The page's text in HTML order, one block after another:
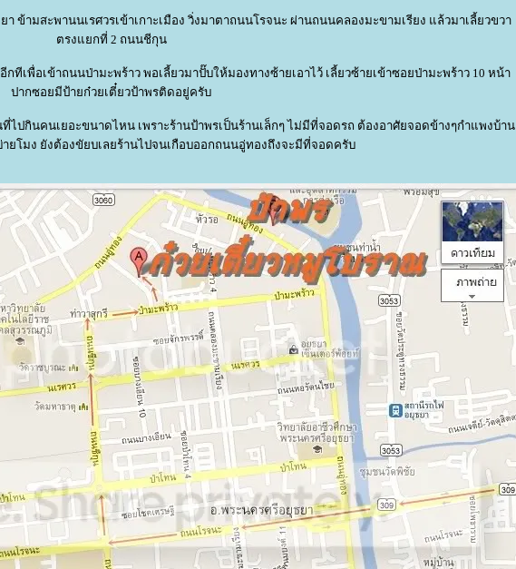
า ข้ามสะพานนเรศวรเข้าเกาะเมือง วิ่งมาตาถนนโรจนะ ผ่านถนนคลองมะขามเรียง แล้วมาเลี้ยวขวา
ตรงแยกที่ 2 ถนนชีกุน
ทีเพื่อเข้าถนนป่ามะพร้าว พอเลี้ยวมาปั๊บให้มองทางซ้ายเอาไว้ เลี้ยวซ้ายเข้าซอยป่ามะพร้าว 10 หน้า
ปากซอยมีป้ายก๋วยเตี๋ยวป้าพรติดอยู่ครับ
กินคนเยอะขนาดไหน เพราะร้านป้าพรเป็นร้านเล็กๆ ไม่มีที่จอดรถ ต้องอาศัยจอดข้างๆกำแพงบ้าน
ยโมง ยังต้องขัยบเลยร้านไปจนเกือบออกถนนอู่ทองถึงจะมีที่จอดครับ